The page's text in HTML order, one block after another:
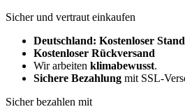
Sicher und vertraut einkaufen
Deutschland: Kostenloser
Kostenloser Rückversand
Wir arbeiten klimabewusst.
Sichere Bezahlung mit SSL-
Sicher bezahlen mit